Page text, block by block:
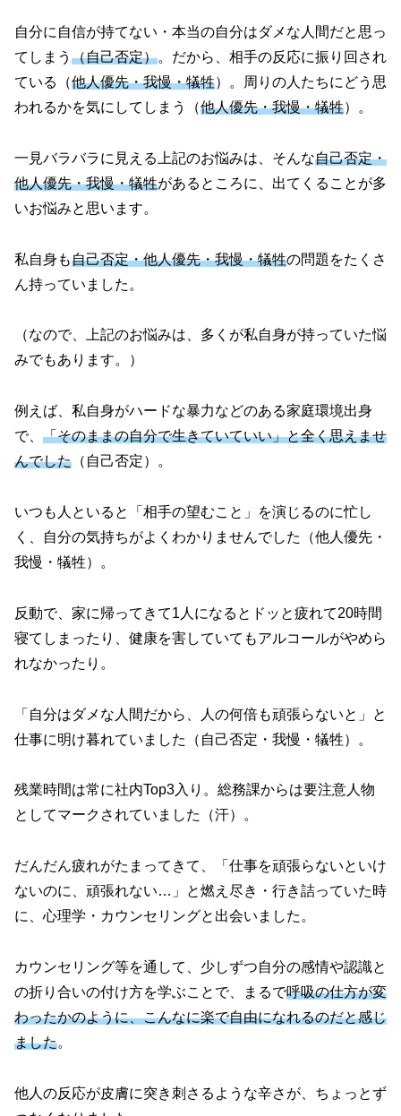
自分に自信が持てない・本当の自分はダメな人間だと思っ
てしまう （自己否定）。だから、相手の反応に振り回され
ている（他人優先・我慢・犠牲）。周りの人たちにどう思
われるかを気にしてしまう（他人優先・我慢・犠牲）。
一見バラバラに見える上記のお悩みは、そんな自己否定・
他人優先・我慢・犠牲があるところに、出てくることが多
いお悩みと思います。
私自身も自己否定・他人優先・我慢・犠牲の問題をたくさ
ん持っていました。
（なので、上記のお悩みは、多くが私自身が持っていた悩
みでもあります。）
例えば、私自身がハードな暴力などのある家庭環境出身
で、 「そのままの自分で生きていていい」と全く思えませ
んでした （自己否定）。
いつも人といると「相手の望むこと」を演じるのに忙し
く、自分の気持ちがよくわかりませんでした（他人優先・
我慢・犠牲）。
反動で、家に帰ってきて1人になるとドッと疲れて20時間
寝てしまったり、健康を害していてもアルコールがやめら
れなかったり。
「自分はダメな人間だから、人の何倍も頑張らないと」と
仕事に明け暮れていました（自己否定・我慢・犠牲）。
残業時間は常に社内Top3入り。総務課からは要注意人物
としてマークされていました（汗）。
だんだん疲れがたまってきて、「仕事を頑張らないといけ
ないのに、頑張れない…」と燃え尽き・行き詰っていた時
に、心理学・カウンセリングと出会いました。
カウンセリング等を通して、少しずつ自分の感情や認識と
の折り合いの付け方を学ぶことで、まるで呼吸の仕方が変
わったかのように、こんなに楽で自由になれるのだと感じ
ました。
他人の反応が皮膚に突き刺さるような辛さが、ちょっとず